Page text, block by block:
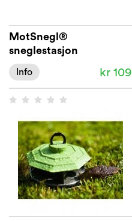
MotSnegl®
sneglestasjon
kr 109
Info